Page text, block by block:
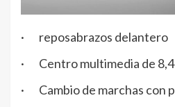
· reposabrazos delantero
· Centro multimedia de 8,4
· Cambio de marchas con